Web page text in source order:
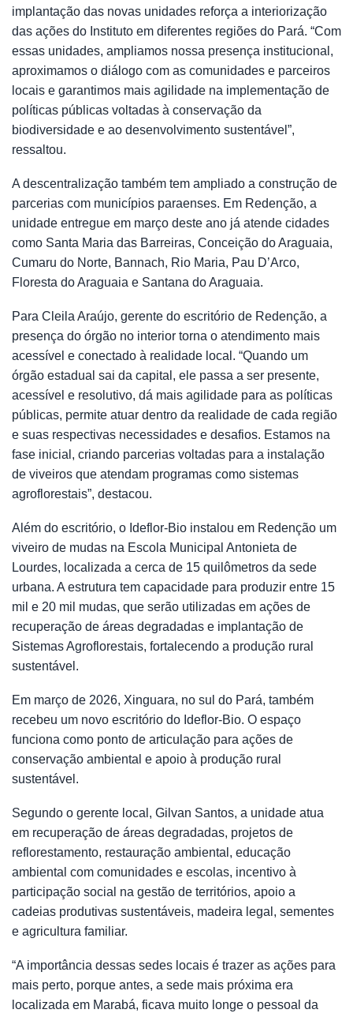
implantação das novas unidades reforça a interiorização
das ações do Instituto em diferentes regiões do Pará. “Com
essas unidades, ampliamos nossa presença institucional,
aproximamos o diálogo com as comunidades e parceiros
locais e garantimos mais agilidade na implementação de
políticas públicas voltadas à conservação da
biodiversidade e ao desenvolvimento sustentável”,
ressaltou.
A descentralização também tem ampliado a construção de
parcerias com municípios paraenses. Em Redenção, a
unidade entregue em março deste ano já atende cidades
como Santa Maria das Barreiras, Conceição do Araguaia,
Cumaru do Norte, Bannach, Rio Maria, Pau D’Arco,
Floresta do Araguaia e Santana do Araguaia.
Para Cleila Araújo, gerente do escritório de Redenção, a
presença do órgão no interior torna o atendimento mais
acessível e conectado à realidade local. “Quando um
órgão estadual sai da capital, ele passa a ser presente,
acessível e resolutivo, dá mais agilidade para as políticas
públicas, permite atuar dentro da realidade de cada região
e suas respectivas necessidades e desafios. Estamos na
fase inicial, criando parcerias voltadas para a instalação
de viveiros que atendam programas como sistemas
agroflorestais”, destacou.
Além do escritório, o Ideflor-Bio instalou em Redenção um
viveiro de mudas na Escola Municipal Antonieta de
Lourdes, localizada a cerca de 15 quilômetros da sede
urbana. A estrutura tem capacidade para produzir entre 15
mil e 20 mil mudas, que serão utilizadas em ações de
recuperação de áreas degradadas e implantação de
Sistemas Agroflorestais, fortalecendo a produção rural
sustentável.
Em março de 2026, Xinguara, no sul do Pará, também
recebeu um novo escritório do Ideflor-Bio. O espaço
funciona como ponto de articulação para ações de
conservação ambiental e apoio à produção rural
sustentável.
Segundo o gerente local, Gilvan Santos, a unidade atua
em recuperação de áreas degradadas, projetos de
reflorestamento, restauração ambiental, educação
ambiental com comunidades e escolas, incentivo à
participação social na gestão de territórios, apoio a
cadeias produtivas sustentáveis, madeira legal, sementes
e agricultura familiar.
“A importância dessas sedes locais é trazer as ações para
mais perto, porque antes, a sede mais próxima era
localizada em Marabá, ficava muito longe o pessoal da